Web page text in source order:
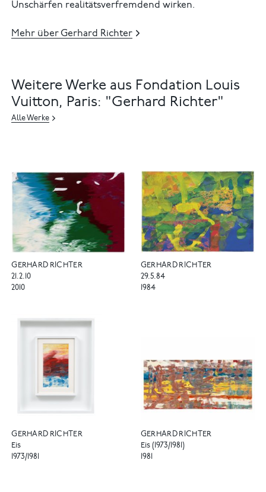
Unschärfen realitätsverfremdend wirken.
Mehr über Gerhard Richter
Weitere Werke aus Fondation Louis
Vuitton, Paris: "Gerhard Richter"
Alle Werke
GERHARD RICHTER
21.2.10
2010
GERHARD RICHTER
29.5.84
1984
GERHARD RICHTER
Eis
1973/1981
GERHARD RICHTER
Eis (1973/1981)
1981